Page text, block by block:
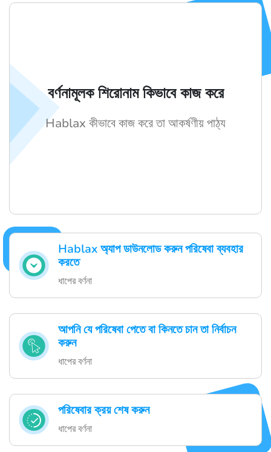
Hablax অ্যাপ ডাউনলোড করুন পরিষেবা ব্যবহার
করতে
ধাপের বর্ণনা
আপনি যে পরিষেবা পেতে বা কিনতে চান তা নির্বাচন
করুন
ধাপের বর্ণনা
পরিষেবার ক্রয় শেষ করুন
ধাপের বর্ণনা
বর্ণনামূলক শিরোনাম কিভাবে কাজ করে
Hablax কীভাবে কাজ করে তা আকর্ষণীয় পাঠ্য